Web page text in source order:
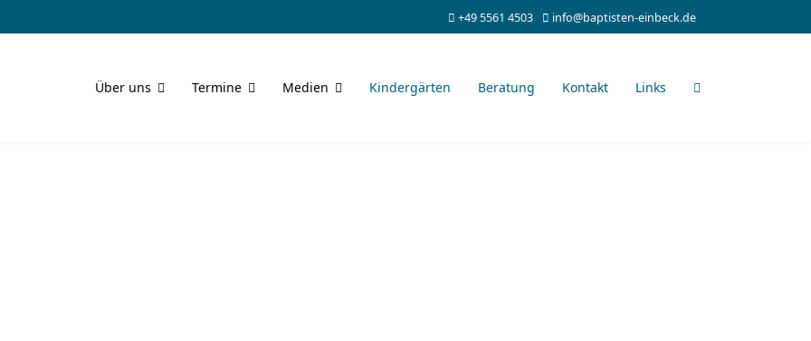
+49 5561 4503 info@baptisten-einbeck.de
Über uns Termine Medien Kindergärten Beratung Kontakt Links